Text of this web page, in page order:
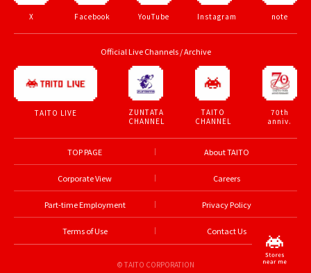
X Facebook YouTube Instagram note
Official Live Channels / Archive
TAITO LIVE
ZUNTATA
CHANNEL
TAITO
CHANNEL
70th
anniv.
TOP PAGE About TAITO
Corporate View Careers
Part-time Employment Privacy Policy
Terms of Use Contact Us
© TAITO CORPORATION